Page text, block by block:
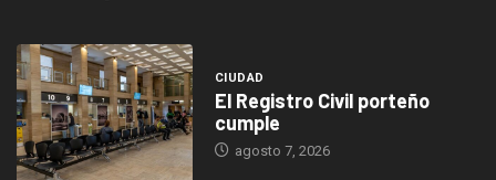
CIUDAD
El Registro Civil porteño
cumple
agosto 7, 2026